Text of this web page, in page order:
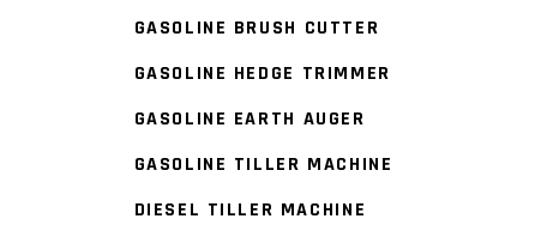
GASOLINE BRUSH CUTTER
GASOLINE HEDGE TRIMMER
GASOLINE EARTH AUGER
GASOLINE TILLER MACHINE
DIESEL TILLER MACHINE